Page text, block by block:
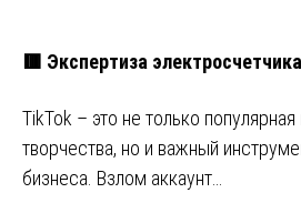
🟥 Экспертиза электросчетчика
TikTok – это не только
творчества, но и важный
бизнеса. Взлом аккаунт…